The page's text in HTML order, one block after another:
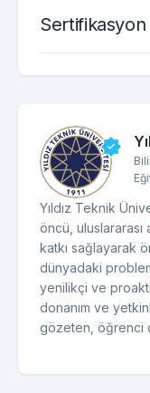
Sertifikasyon
Yıldız Teknik
öncü, uluslararası
katkı sağlayarak
dünyadaki
yenilikçi ve
donanım ve
gözeten, öğrenci